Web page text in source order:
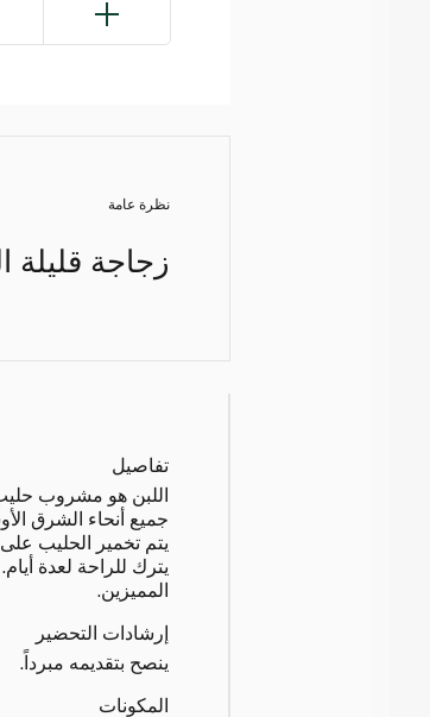
نظرة عامة
زجاجة قليلة
تفاصيل
اللبن هو مشروب
جميع أنحاء الشرق
يترك للراحة لعدة
المميزين.
إرشادات التحضير
ينصح بتقديمه مبرداً.
المكونات